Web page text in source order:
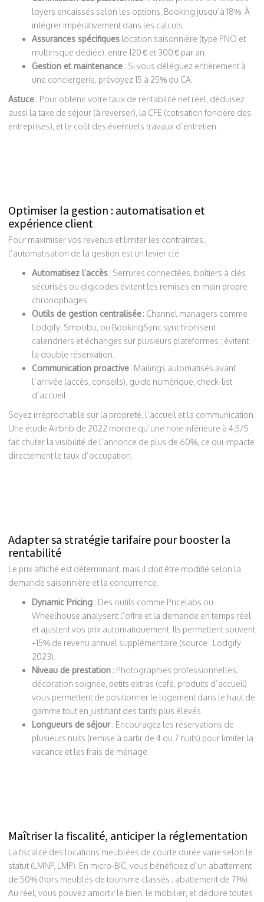
loyers encaissés selon les options, Booking jusqu’à 18%. À
intégrer impérativement dans les calculs.
Assurances spécifiques location saisonnière (type PNO et
multirisque dédiée), entre 120 € et 300 € par an.
Gestion et maintenance : Si vous déléguez entièrement à
une conciergerie, prévoyez 15 à 25% du CA.
Astuce : Pour obtenir votre taux de rentabilité net réel, déduisez
aussi la taxe de séjour (à reverser), la CFE (cotisation foncière des
entreprises), et le coût des éventuels travaux d’entretien.
Optimiser la gestion : automatisation et
expérience client
Pour maximiser vos revenus et limiter les contraintes,
l’automatisation de la gestion est un levier clé.
Automatisez l’accès: Serrures connectées, boîtiers à clés
sécurisés ou digicodes évitent les remises en main propre
chronophages.
Outils de gestion centralisée: Channel managers comme
Lodgify, Smoobu, ou BookingSync synchronisent
calendriers et échanges sur plusieurs plateformes ; évitent
la double réservation.
Communication proactive: Mailings automatisés avant
l’arrivée (accès, conseils), guide numérique, check-list
d’accueil.
Soyez irréprochable sur la propreté, l’accueil et la communication.
Une étude Airbnb de 2022 montre qu’une note inférieure à 4,5/5
fait chuter la visibilité de l’annonce de plus de 60%, ce qui impacte
directement le taux d’occupation.
Adapter sa stratégie tarifaire pour booster la
rentabilité
Le prix affiché est déterminant, mais il doit être modifié selon la
demande saisonnière et la concurrence.
Dynamic Pricing : Des outils comme Pricelabs ou
Wheelhouse analysent l’offre et la demande en temps réel
et ajustent vos prix automatiquement. Ils permettent souvent
+15% de revenu annuel supplémentaire (source : Lodgify
2023).
Niveau de prestation : Photographies professionnelles,
décoration soignée, petits extras (café, produits d’accueil)
vous permettent de positionner le logement dans le haut de
gamme tout en justifiant des tarifs plus élevés.
Longueurs de séjour: Encouragez les réservations de
plusieurs nuits (remise à partir de 4 ou 7 nuits) pour limiter la
vacance et les frais de ménage.
Maîtriser la fiscalité, anticiper la réglementation
La fiscalité des locations meublées de courte durée varie selon le
statut (LMNP, LMP). En micro-BIC, vous bénéficiez d’un abattement
de 50% (hors meublés de tourisme classés : abattement de 71%).
Au réel, vous pouvez amortir le bien, le mobilier, et déduire toutes